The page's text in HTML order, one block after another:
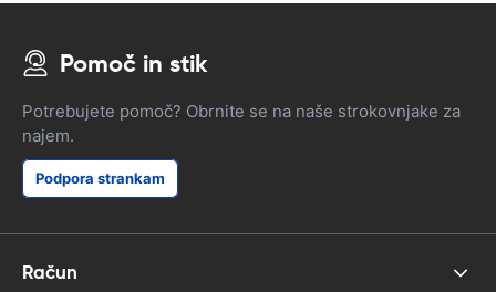
Pomoč in stik
Potrebujete pomoč? Obrnite se na naše strokovnjake za
najem.
Podpora strankam
Račun